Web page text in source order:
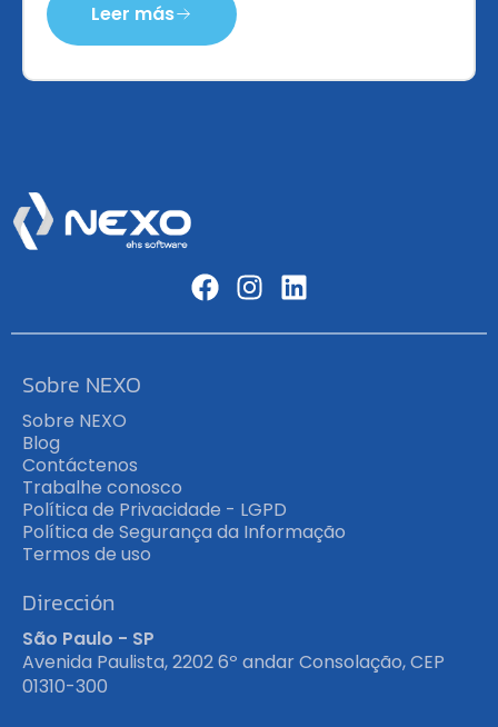
Leer más
Sobre NEXO
Sobre NEXO
Blog
Contáctenos
Trabalhe conosco
Política de Privacidade - LGPD
Política de Segurança da Informação
Termos de uso
Dirección
São Paulo - SP
Avenida Paulista, 2202 6º andar Consolação, CEP
01310-300